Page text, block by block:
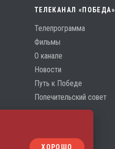
ТЕЛЕКАНАЛ «ПОБЕДА»
Телепрограмма
Фильмы
О канале
Новости
Путь к Победе
Попечительский совет
ХОРОШО